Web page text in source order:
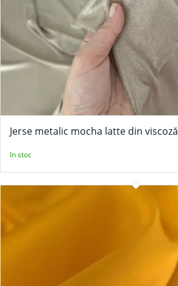
Jerse metalic mocha latte din viscoză
In stoc